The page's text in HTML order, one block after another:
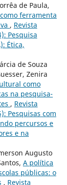
de Paula,
ferramenta
, Revista
Pesquisa
Ética,
de Souza
Zenira
como
na pesquisa-
, Revista
Pesquisas com
percursos e
e na
Augusto
A política
públicas: o
, Revista